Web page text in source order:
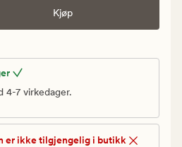
Kjøp
4-7 virkedager.
er ikke tilgjengelig i butikk